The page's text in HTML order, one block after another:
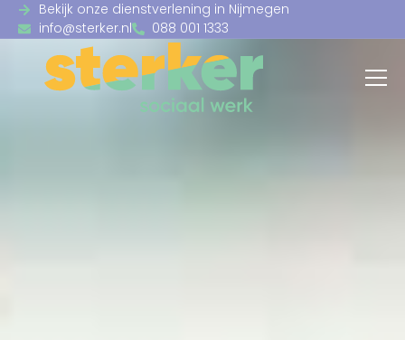
Bekijk onze dienstverlening in Nijmegen
info@sterker.nl
088 001 1333